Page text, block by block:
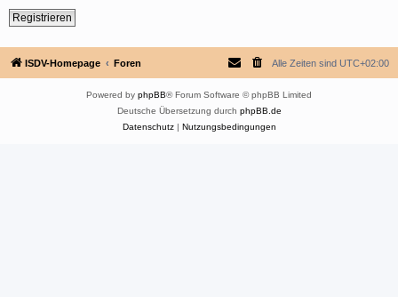
Registrieren
ISDV-Homepage Foren Alle Zeiten sind UTC+02:00
Powered by phpBB® Forum Software © phpBB Limited
Deutsche Übersetzung durch phpBB.de
Datenschutz| Nutzungsbedingungen